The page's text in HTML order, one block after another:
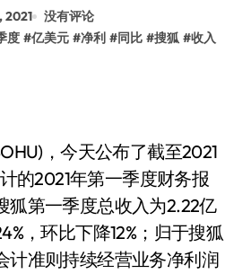
2021
没有评论
度 #亿美元 #净利 #同比 #搜狐 #收入
，今天公布了截至2021
的2021年第一季度财务报
狐第一季度总收入为2.22亿
，环比下降12%；归于搜狐
计准则持续经营业务净利润